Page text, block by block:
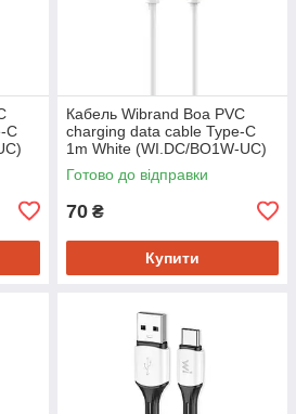
C
Кабель Wibrand Boa PVC
charging data cable Type-C
1m White (WI.DC/BO1W-UC)
Готово до відправки
70 ₴
Купити